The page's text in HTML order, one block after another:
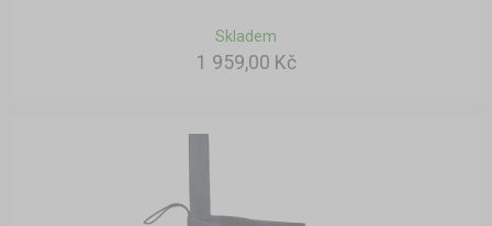
Skladem
1 959,00 Kč